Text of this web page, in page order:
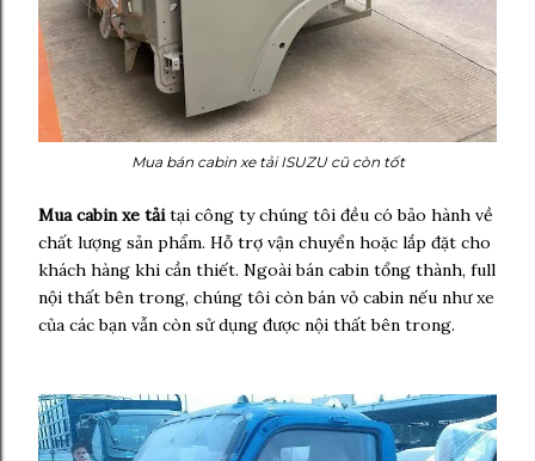
Mua bán cabin xe tải ISUZU cũ còn tốt
Mua cabin xe tảitại công ty chúng tôi đều có bảo hành về
chất lượng sản phẩm. Hỗ trợ vận chuyển hoặc lắp đặt cho
khách hàng khi cần thiết. Ngoài bán cabin tổng thành, full
nội thất bên trong, chúng tôi còn bán vỏ cabin nếu như xe
của các bạn vẫn còn sử dụng được nội thất bên trong.